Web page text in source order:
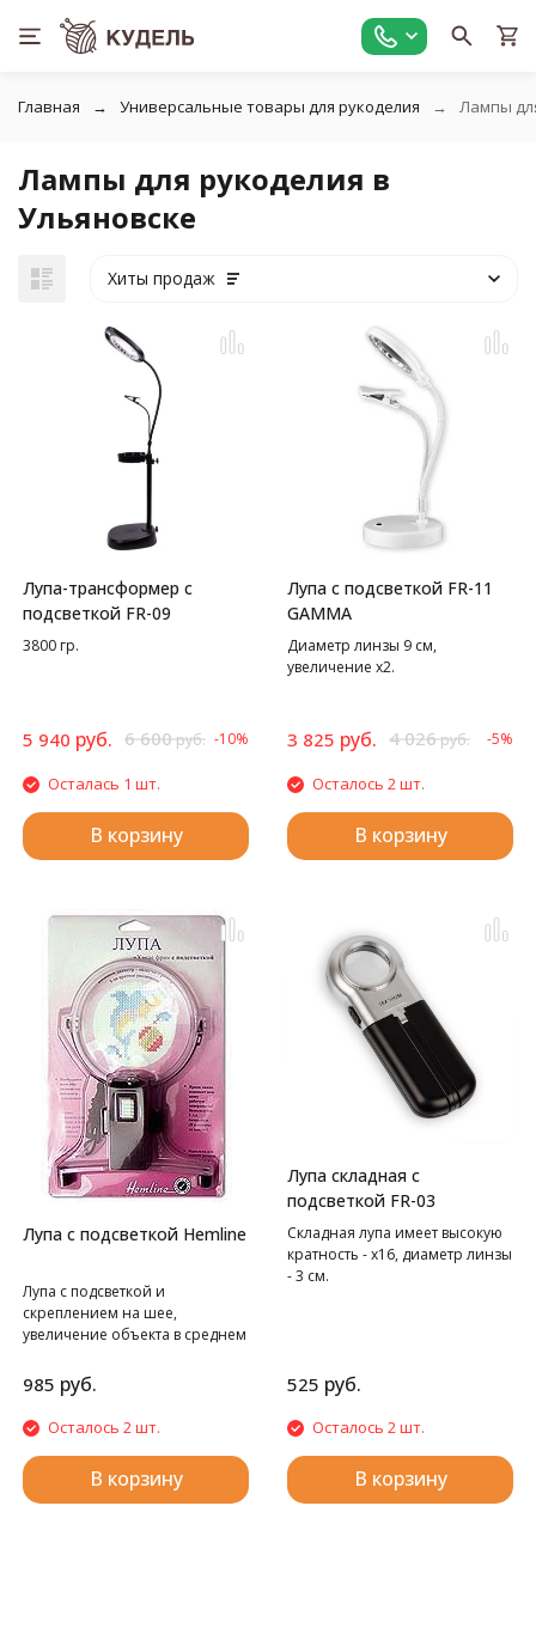
Главная Универсальные товары для рукоделия Лампы
Лампы для рукоделия в
Ульяновске
Хиты продаж
Лупа-трансформер с
подсветкой FR-09
3800 гр.
5 940 руб. 6 600руб. -10%
Осталась 1 шт.
В корзину
Лупа с подсветкой FR-11
GAMMA
Диаметр линзы 9 см,
увеличение х2.
3 825 руб. 4 026руб. -5%
Осталось 2 шт.
В корзину
Лупа с подсветкой Hemline
Лупа с подсветкой и
скреплением на шее,
увеличение объекта в среднем
985 руб.
Осталось 2 шт.
В корзину
Лупа складная с
подсветкой FR-03
Складная лупа имеет высокую
кратность - x16, диаметр линзы
- 3 см.
525 руб.
Осталось 2 шт.
В корзину